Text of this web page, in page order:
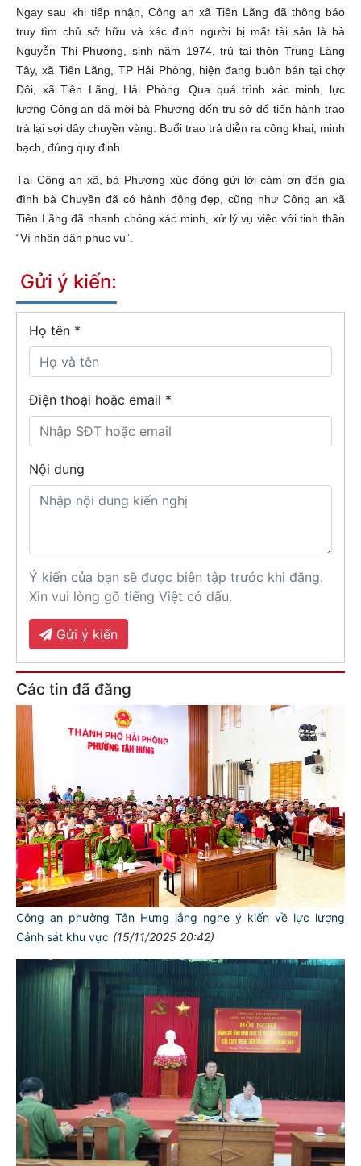
Ngay sau khi tiếp nhận, Công an xã Tiên Lãng đã thông báo
truy tìm chủ sở hữu và xác định người bị mất tài sản là bà
Nguyễn Thị Phượng, sinh năm 1974, trú tại thôn Trung Lăng
Tây, xã Tiên Lãng, TP Hải Phòng, hiện đang buôn bán tại chợ
Đôi, xã Tiên Lãng, Hải Phòng. Qua quá trình xác minh, lực
lượng Công an đã mời bà Phượng đến trụ sở để tiến hành trao
trả lại sợi dây chuyền vàng. Buổi trao trả diễn ra công khai, minh
bạch, đúng quy định.
Tại Công an xã, bà Phượng xúc động gửi lời cảm ơn đến gia
đình bà Chuyền đã có hành động đẹp, cũng như Công an xã
Tiên Lãng đã nhanh chóng xác minh, xử lý vụ việc với tinh thần
“Vì nhân dân phục vụ”.
Gửi ý kiến:
Họ tên *
Điện thoại hoặc email *
Nội dung
Ý kiến của bạn sẽ được biên tập trước khi đăng.
Xin vui lòng gõ tiếng Việt có dấu.
Gửi ý kiến
Các tin đã đăng
Công an phường Tân Hưng lắng nghe ý kiến về lực lượng
Cảnh sát khu vực (15/11/2025 20:42)